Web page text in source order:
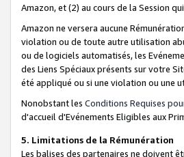
Amazon, et (2) au cours de la Session
Amazon ne versera aucune
violation ou de toute autre utilisation
ou de logiciels automatisés, les
des Liens Spéciaux présents sur votre
été appliqué ou si une violation ou une
Nonobstant les Conditions Requises
d'accueil d'Evénements Eligibles aux
5. Limitations de la Rémunération
Les balises des partenaires ne doivent